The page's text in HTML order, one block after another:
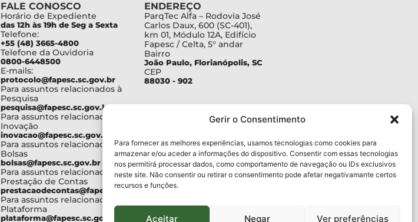
Gerir o Consentimento
Para fornecer as melhores experiências, usamos tecnologias como cookies para
armazenar e/ou aceder a informações do dispositivo. Consentir com essas tecnologias
nos permitirá processar dados, como comportamento de navegação ou IDs exclusivos
neste site. Não consentir ou retirar o consentimento pode afetar negativamante certos
recursos e funções.
Aceitar Negar Ver preferências
FALE CONOSCO
Horário de Expediente
das 12h às 19h de Seg a Sexta
Telefone:
+55 (48) 3665-4800
Telefone da Ouvidoria
0800-6448500
E-mails:
protocolo@fapesc.sc.gov.br
Para assuntos relacionados à
Pesquisa
pesquisa@fapesc.sc.gov.br
Para assuntos relacionados à
Inovação
inovacao@fapesc.sc.gov.br
Para assuntos relacionados à
Bolsas
bolsas@fapesc.sc.gov.br
Para assuntos relacionados à
Prestação de Contas
prestacaodecontas@fapesc.sc.gov.br
Para assuntos relacionados à
Plataforma
plataforma@fapesc.sc.gov.br
ENDEREÇO
ParqTec Alfa – Rodovia José
Carlos Daux, 600 (SC-401),
km 01, Módulo 12A, Edifício
Fapesc / Celta, 5° andar
Bairro
João Paulo, Florianópolis, SC
CEP
88030 - 902